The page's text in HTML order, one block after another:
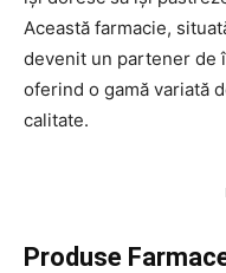
Această farmacie,
devenit un partener de
oferind o gamă variată
calitate.
Produse